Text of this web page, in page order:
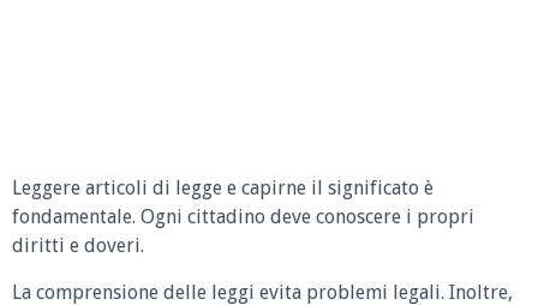
Leggere articoli di legge e capirne il significato è
fondamentale. Ogni cittadino deve conoscere i propri
diritti e doveri.
La comprensione delle leggi evita problemi legali. Inoltre,